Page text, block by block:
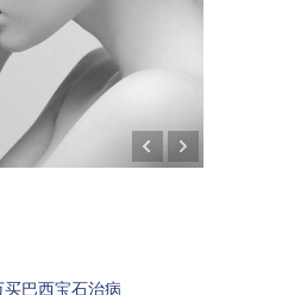
巴西宝石治病